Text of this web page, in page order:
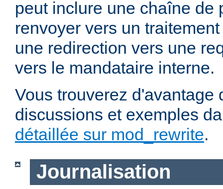
peut inclure une chaîne de
renvoyer vers un
une redirection vers une
vers le mandataire interne.
Vous trouverez d'avantage
discussions et exemples
détaillée sur mod_rewrite.
Journalisation